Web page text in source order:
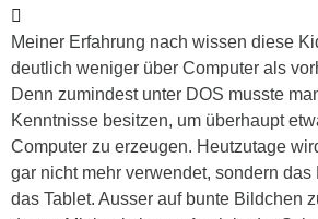
Meiner Erfahrung nach wissen diese
deutlich weniger über Computer als
Denn zumindest unter DOS musste
Kenntnisse besitzen, um überhaupt
Computer zu erzeugen. Heutzutage
gar nicht mehr verwendet, sondern das
das Tablet. Ausser auf bunte Bildchen